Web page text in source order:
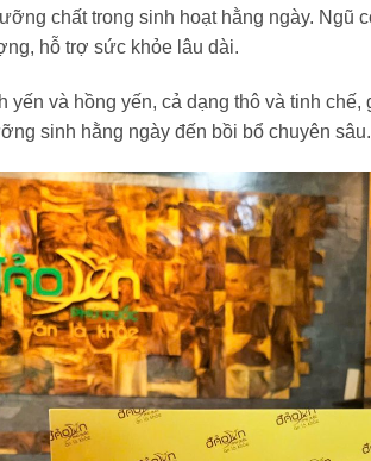
chất trong sinh hoạt hằng ngày. Ngũ
hỗ trợ sức khỏe lâu dài.
yến và hồng yến, cả dạng thô và tinh
sinh hằng ngày đến bồi bổ chuyên sâu.